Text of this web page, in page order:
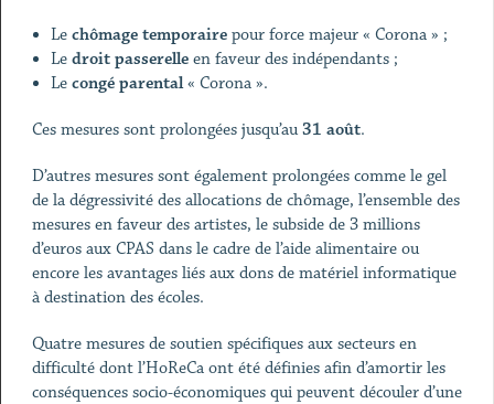
Lechômage temporairepour force majeur « Corona » ;
Ledroit passerelleen faveur des indépendants ;
Lecongé parental« Corona ».
Ces mesures sont prolongées jusqu’au31 août.
D’autres mesures sont également prolongées comme le gel
de la dégressivité des allocations de chômage, l’ensemble des
mesures en faveur des artistes, le subside de 3 millions
d’euros aux CPAS dans le cadre de l’aide alimentaire ou
encore les avantages liés aux dons de matériel informatique
à destination des écoles.
Quatre mesures de soutien spécifiques aux secteurs en
difficulté dont l’HoReCa ont été définies afin d’amortir les
conséquences socio-économiques qui peuvent découler d’une